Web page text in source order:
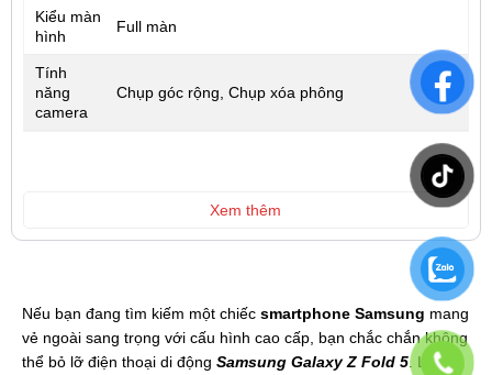
Nếu bạn đang tìm kiếm một chiếc smartphone Samsung mang
vẻ ngoài sang trọng với cấu hình cao cấp, bạn chắc chắn không
thể bỏ lỡ điện thoại di động Samsung Galaxy Z Fold 5. Là
Kiểu màn
hình
Full màn
Tính
năng
camera
Chụp góc rộng, Chụp xóa phông
Xem thêm